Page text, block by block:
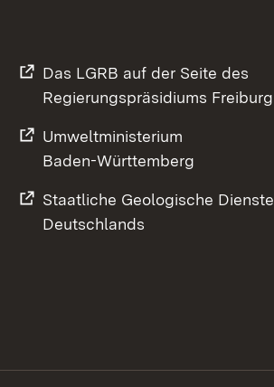
Das LGRB auf der Seite des
Regierungspräsidiums Freiburg
Umweltministerium
Baden-Württemberg
Staatliche Geologische Dienste
Deutschlands